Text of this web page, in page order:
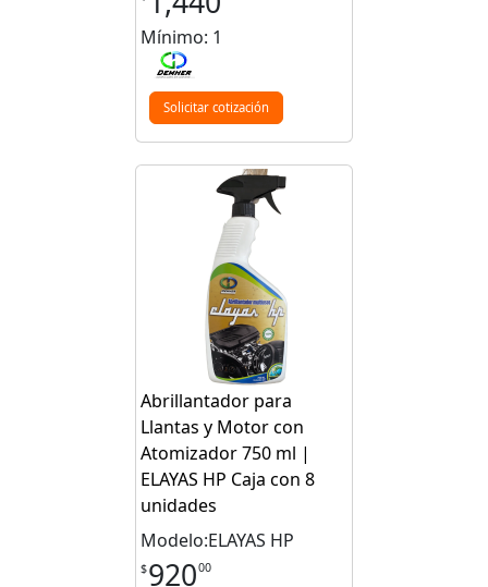
Mínimo: 1
Solicitar cotización
Abrillantador para
Llantas y Motor con
Atomizador 750 ml |
ELAYAS HP Caja con 8
unidades
Modelo:ELAYAS HP
$92000